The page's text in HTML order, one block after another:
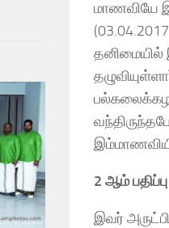
மாணவியே
2 ஆம் பதிப்பு
இவர்